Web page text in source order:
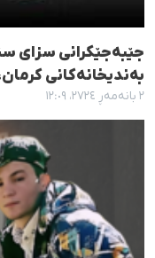
بەندیخانەکانی
٢ بانەمەڕ ٢٧٢٤، ١٢:٠٩